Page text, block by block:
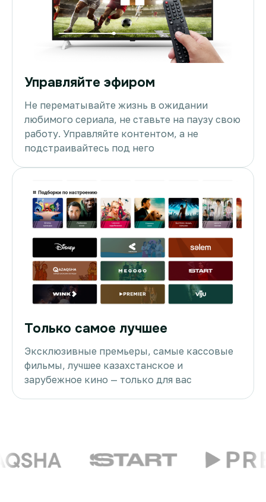
Управляйте эфиром
Не перематывайте жизнь в ожидании
любимого сериала, не ставьте на паузу свою
работу. Управляйте контентом, а не
подстраивайтесь под него
Только самое лучшее
Эксклюзивные премьеры, самые кассовые
фильмы, лучшее казахстанское и
зарубежное кино — только для вас